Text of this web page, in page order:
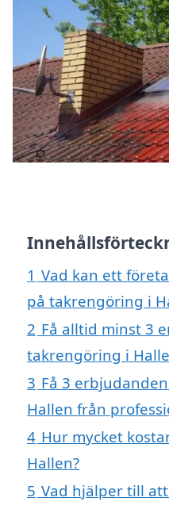
1 Vad kan ett
på takrengöring i
2 Få alltid minst 3
takrengöring i
3 Få 3
Hallen från
4 Hur mycket
Hallen?
5 Vad hjälper till